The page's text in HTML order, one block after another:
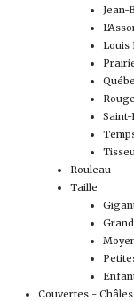
Jean-
Louis
Rouleau
Taille
Couvertes - Châles